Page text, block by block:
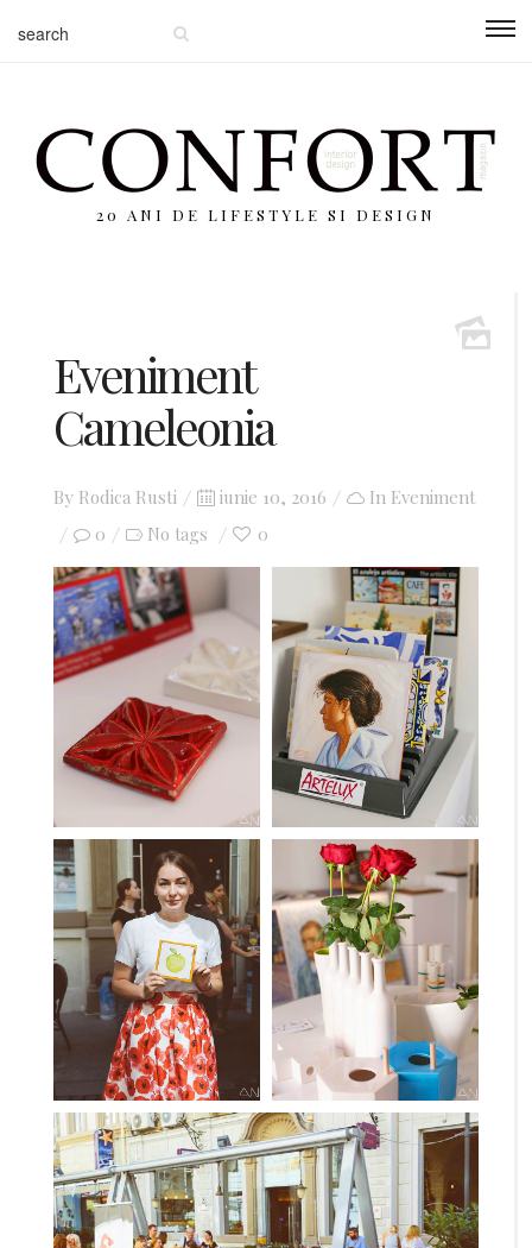
20 ANI DE LIFESTYLE SI DESIGN
Eveniment
Cameleonia
By Rodica Rusti
Posted
on
iunie 10, 2016 In Eveniment
0
No tags 0